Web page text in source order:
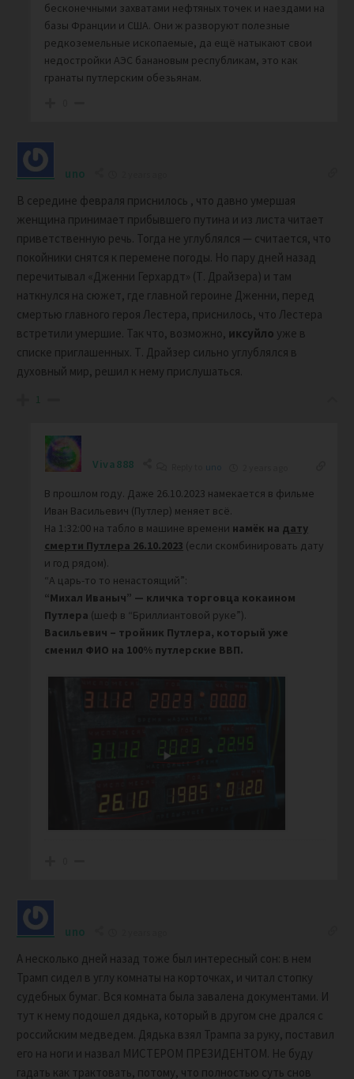
бесконечными захватами нефтяных точек и наездами на
базы Франции и США. Они ж разворуют полезные
редкоземельные ископаемые, да ещё натыкают свои
недостройки АЭС банановым республикам, это как
гранаты путлерским обезьянам.
uno
В середине февраля приснилось , что давно умершая
женщина принимает прибывшего путина и из листа читает
приветственную речь. Тогда не углублялся — считается, что
покойники снятся к перемене погоды. Но пару дней назад
перечитывал «Дженни Герхардт» (Т. Драйзера) и там
наткнулся на сюжет, где главной героине Дженни, перед
смертью главного героя Лестера, приснилось, что Лестера
встретили умершие. Так что, возможно, иксуйло уже в
списке приглашенных. Т. Драйзер сильно углублялся в
духовный мир, решил к нему прислушаться.
1
Viva888 uno
В прошлом году. Даже 26.10.2023 намекается в фильме
Иван Васильевич (Путлер) меняет всё.
На 1:32:00 на табло в машине времени намёк на дату
смерти Путлера 26.10.2023 (если скомбинировать дату
и год рядом).
“А царь-то то ненастоящий”:
“Михал Иваныч” — кличка торговца кокаином
Путлера (шеф в “Бриллиантовой руке”).
Васильевич – тройник Путлера, который уже
сменил ФИО на 100% путлерские ВВП.
uno
А несколько дней назад тоже был интересный сон: в нем
Трамп сидел в углу комнаты на корточках, и читал стопку
судебных бумаг. Вся комната была завалена документами. И
тут к нему подошел дядька, который в другом сне дрался с
российским медведем. Дядька взял Трампа за руку, поставил
его на ноги и назвал МИСТЕРОМ ПРЕЗИДЕНТОМ. Не буду
гадать как трактовать, потому, что полностью суть снов